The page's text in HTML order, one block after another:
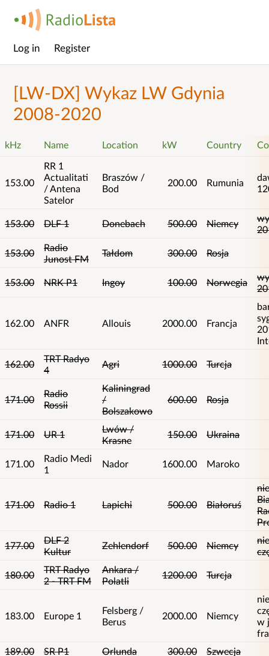
Main
Log in Register
[LW-DX] Wykaz LW Gdynia
2008-2020
kHz Name Location kW Country
153.00
RR 1
Actualitati
/ Antena
Satelor
Braszów /
Bod
200.00 Rumunia
153.00 DLF 1 Donebach 500.00 Niemcy
153.00
Radio
Junost FM
Tałdom 300.00 Rosja
153.00 NRK P1 Ingoy 100.00 Norwegia
162.00 ANFR Allouis 2000.00 Francja
162.00
TRT Radyo
4
Agri 1000.00 Turcja
171.00
Radio
Rossii
Kaliningrad
/
Bolszakowo
600.00 Rosja
171.00 UR 1
Lwów /
Krasne
150.00 Ukraina
171.00
Radio Medi
1
Nador 1600.00 Maroko
171.00 Radio 1 Lapichi 500.00 Białoruś
177.00
DLF 2
Kultur
Zehlendorf 500.00 Niemcy
180.00
TRT Radyo
2 - TRT FM
Ankara /
Polatli
1200.00 Turcja
183.00 Europe 1
Felsberg /
Berus
2000.00 Niemcy
w
189.00
SR P1 Orlunda 300.00 Szwecja